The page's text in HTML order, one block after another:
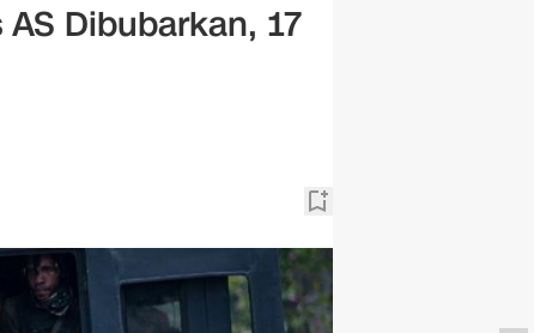
Dibubarkan, 17